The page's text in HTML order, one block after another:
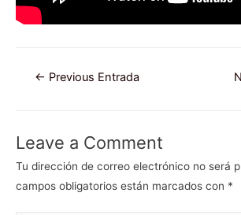
Navegación
← Previous Entrada
Leave a Comment
Tu dirección de correo electrónico no será
campos obligatorios están marcados con *